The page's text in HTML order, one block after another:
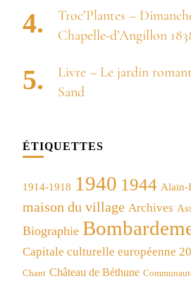
Troc’Plantes –
Chapelle-d’Angillon
Livre – Le jardin
Sand
ÉTIQUETTES
1914-1918 1940 1944 Alain-
maison du village Archives
Biographie
Capitale culturelle européenne
Chant Château de Béthune